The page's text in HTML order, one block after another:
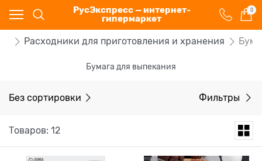
РусЭкспресс — интернет-
гипермаркет
0
Расходники для приготовления и хранения
Бумага для выпекания
Без сортировки Фильтры
Товаров: 12